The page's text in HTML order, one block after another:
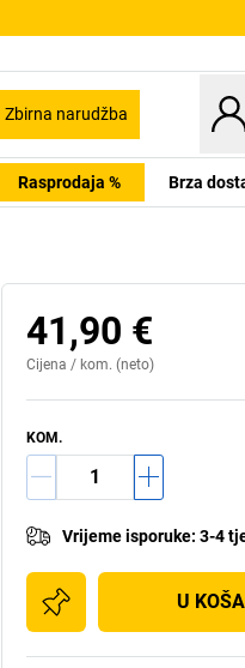
Zbirna narudžba
Rasprodaja % Brza
41,90 €
Cijena / kom. (neto)
KOM.
Vrijeme isporuke: 3-4
U